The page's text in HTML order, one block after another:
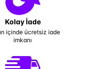
Kolay İade
içinde ücretsiz iade
imkanı